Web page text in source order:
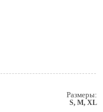
Размеры:
S, M, XL